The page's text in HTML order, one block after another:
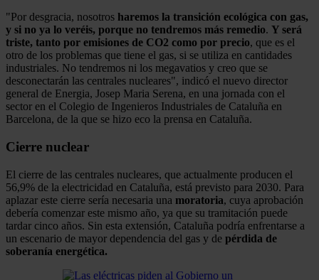
"Por desgracia, nosotros haremos la transición ecológica con gas,
y si no ya lo veréis, porque no tendremos más remedio. Y será
triste, tanto por emisiones de CO2 como por precio, que es el
otro de los problemas que tiene el gas, si se utiliza en cantidades
industriales. No tendremos ni los megavatios y creo que se
desconectarán las centrales nucleares", indicó el nuevo director
general de Energia, Josep Maria Serena, en una jornada con el
sector en el Colegio de Ingenieros Industriales de Cataluña en
Barcelona, de la que se hizo eco la prensa en Cataluña.
Cierre nuclear
El cierre de las centrales nucleares, que actualmente producen el
56,9% de la electricidad en Cataluña, está previsto para 2030. Para
aplazar este cierre sería necesaria una moratoria, cuya aprobación
debería comenzar este mismo año, ya que su tramitación puede
tardar cinco años. Sin esta extensión, Cataluña podría enfrentarse a
un escenario de mayor dependencia del gas y de pérdida de
soberanía energética.